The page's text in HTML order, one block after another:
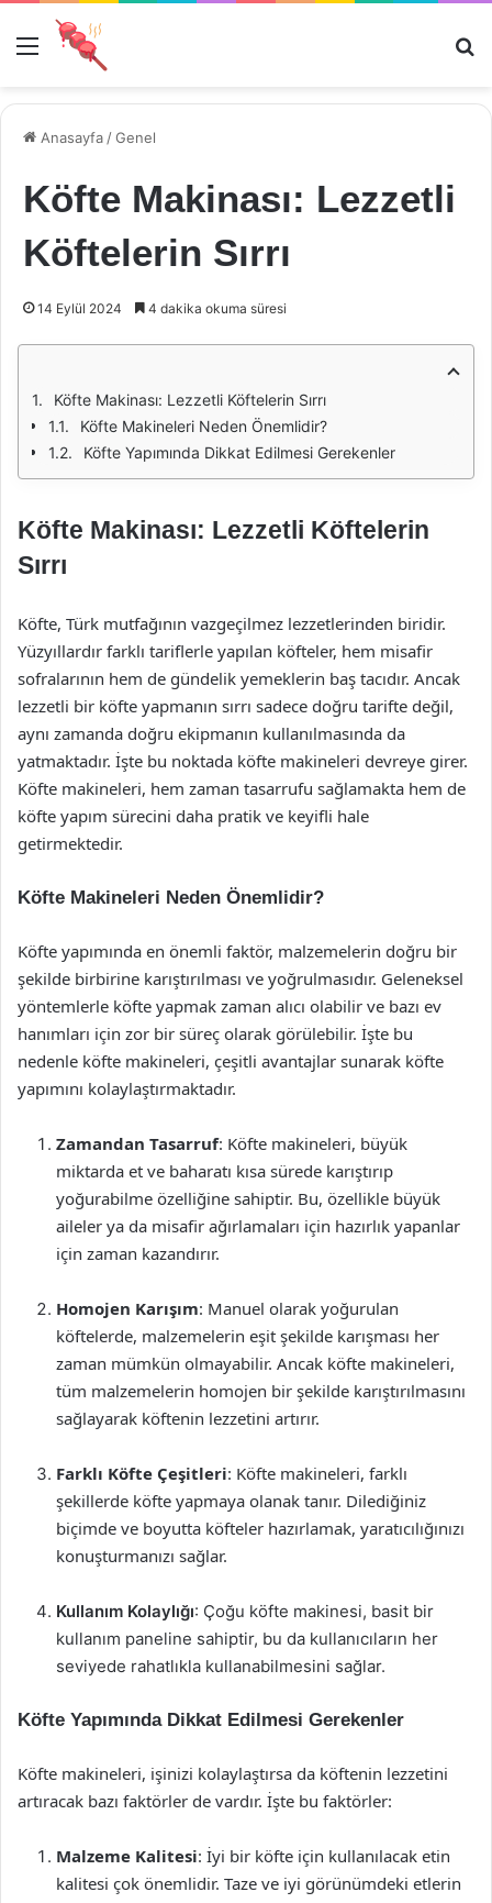
Menü
Anasayfa /Genel
Köfte Makinası: Lezzetli
Köftelerin Sırrı
14 Eylül 2024 4 dakika okuma süresi
Köfte Makinası: Lezzetli Köftelerin Sırrı
Köfte Makineleri Neden Önemlidir?
Köfte Yapımında Dikkat Edilmesi Gerekenler
Köfte Makinası: Lezzetli Köftelerin
Sırrı
Köfte, Türk mutfağının vazgeçilmez lezzetlerinden biridir.
Yüzyıllardır farklı tariflerle yapılan köfteler, hem misafir
sofralarının hem de gündelik yemeklerin baş tacıdır. Ancak
lezzetli bir köfte yapmanın sırrı sadece doğru tarifte değil,
aynı zamanda doğru ekipmanın kullanılmasında da
yatmaktadır. İşte bu noktada köfte makineleri devreye girer.
Köfte makineleri, hem zaman tasarrufu sağlamakta hem de
köfte yapım sürecini daha pratik ve keyifli hale
getirmektedir.
Köfte Makineleri Neden Önemlidir?
Köfte yapımında en önemli faktör, malzemelerin doğru bir
şekilde birbirine karıştırılması ve yoğrulmasıdır. Geleneksel
yöntemlerle köfte yapmak zaman alıcı olabilir ve bazı ev
hanımları için zor bir süreç olarak görülebilir. İşte bu
nedenle köfte makineleri, çeşitli avantajlar sunarak köfte
yapımını kolaylaştırmaktadır.
Zamandan Tasarruf: Köfte makineleri, büyük
miktarda et ve baharatı kısa sürede karıştırıp
yoğurabilme özelliğine sahiptir. Bu, özellikle büyük
aileler ya da misafir ağırlamaları için hazırlık yapanlar
için zaman kazandırır.
Homojen Karışım: Manuel olarak yoğurulan
köftelerde, malzemelerin eşit şekilde karışması her
zaman mümkün olmayabilir. Ancak köfte makineleri,
tüm malzemelerin homojen bir şekilde karıştırılmasını
sağlayarak köftenin lezzetini artırır.
Farklı Köfte Çeşitleri: Köfte makineleri, farklı
şekillerde köfte yapmaya olanak tanır. Dilediğiniz
biçimde ve boyutta köfteler hazırlamak, yaratıcılığınızı
konuşturmanızı sağlar.
Kullanım Kolaylığı: Çoğu köfte makinesi, basit bir
kullanım paneline sahiptir, bu da kullanıcıların her
seviyede rahatlıkla kullanabilmesini sağlar.
Köfte Yapımında Dikkat Edilmesi Gerekenler
Köfte makineleri, işinizi kolaylaştırsa da köftenin lezzetini
artıracak bazı faktörler de vardır. İşte bu faktörler:
Malzeme Kalitesi: İyi bir köfte için kullanılacak etin
kalitesi çok önemlidir. Taze ve iyi görünümdeki etlerin